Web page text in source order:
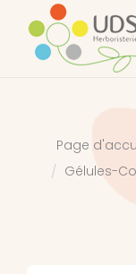
Page
Gélules-